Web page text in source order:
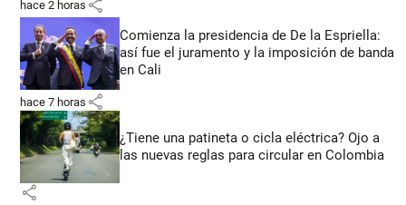
hace 2 horas share
Comienza la presidencia de De la Espriella:
así fue el juramento y la imposición de banda
en Cali
hace 7 horas share
¿Tiene una patineta o cicla eléctrica? Ojo a
las nuevas reglas para circular en Colombia
share